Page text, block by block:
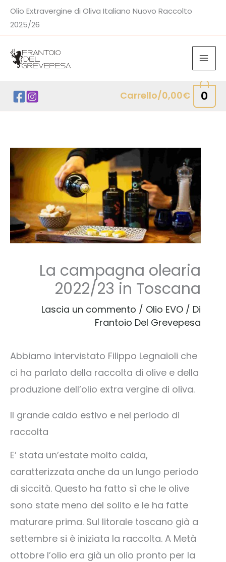
VaiOlio Extravergine di Oliva Italiano Nuovo Raccolto
2025/26
Carrello/0,00€ 0
La campagna olearia
2022/23 in Toscana
Lascia un commento / Olio EVO / Di
Frantoio Del Grevepesa
Abbiamo intervistato Filippo Legnaioli che
ci ha parlato della raccolta di olive e della
produzione dell’olio extra vergine di oliva.
Il grande caldo estivo e nel periodo di
raccolta
E’ stata un’estate molto calda,
caratterizzata anche da un lungo periodo
di siccità. Questo ha fatto sì che le olive
sono state meno del solito e le ha fatte
maturare prima. Sul litorale toscano già a
settembre si è iniziata la raccolta. A Metà
ottobre l’olio era già un olio pronto per la